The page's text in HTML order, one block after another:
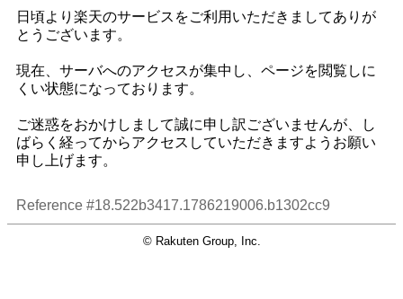
日頃より楽天のサービスをご利用いただきましてありが
とうございます。
現在、サーバへのアクセスが集中し、ページを閲覧しに
くい状態になっております。
ご迷惑をおかけしまして誠に申し訳ございませんが、し
ばらく経ってからアクセスしていただきますようお願い
申し上げます。
Reference #18.522b3417.1786219006.b1302cc9
© Rakuten Group, Inc.